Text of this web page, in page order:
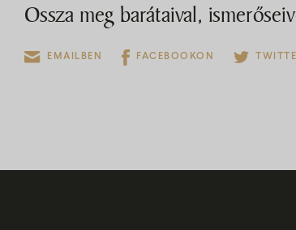
Ossza meg barátaival,
EMAILBEN FACEBOOKON